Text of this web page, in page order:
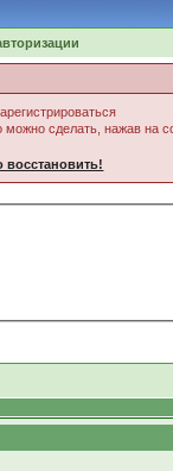
можно сделать, нажав на
восстановить!